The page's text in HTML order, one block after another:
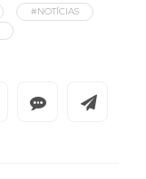
#NOTÍCIAS